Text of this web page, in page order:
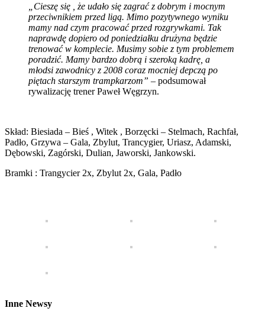
„Cieszę się , że udało się zagrać z dobrym i mocnym
przeciwnikiem przed ligą. Mimo pozytywnego wyniku
mamy nad czym pracować przed rozgrywkami. Tak
naprawdę dopiero od poniedziałku drużyna będzie
trenować w komplecie. Musimy sobie z tym problemem
poradzić. Mamy bardzo dobrą i szeroką kadrę, a
młodsi zawodnicy z 2008 coraz mocniej depczą po
piętach starszym trampkarzom” – podsumował
rywalizację trener Paweł Węgrzyn.
Skład: Biesiada – Bieś , Witek , Borzęcki – Stelmach, Rachfał,
Padło, Grzywa – Gala, Zbylut, Trancygier, Uriasz, Adamski,
Dębowski, Zagórski, Dulian, Jaworski, Jankowski.
Bramki : Trangycier 2x, Zbylut 2x, Gala, Padło
Inne Newsy